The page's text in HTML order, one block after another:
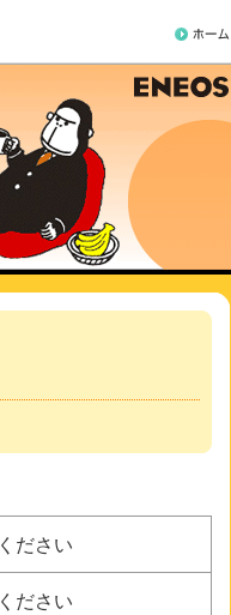
ださい
ださい